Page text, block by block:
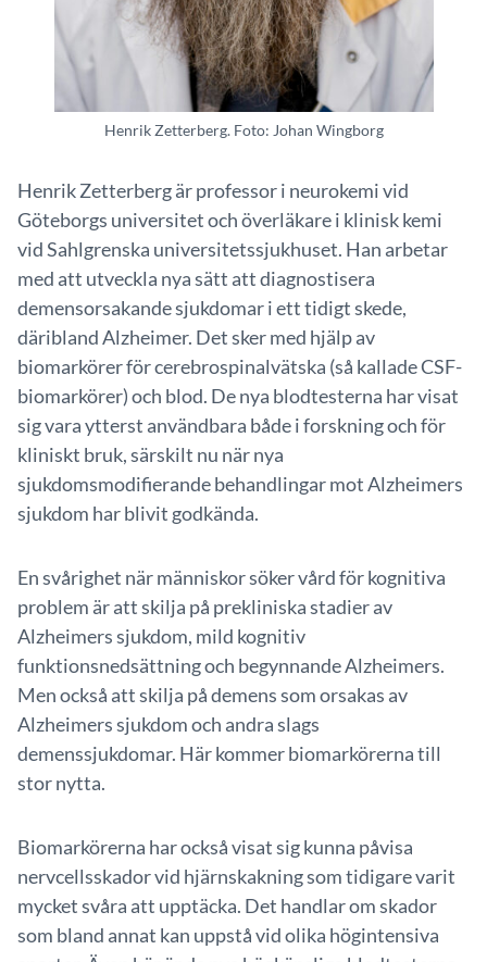
Henrik Zetterberg. Foto: Johan Wingborg
Henrik Zetterberg är professor i neurokemi vid
Göteborgs universitet och överläkare i klinisk kemi
vid Sahlgrenska universitetssjukhuset. Han arbetar
med att utveckla nya sätt att diagnostisera
demensorsakande sjukdomar i ett tidigt skede,
däribland Alzheimer. Det sker med hjälp av
biomarkörer för cerebrospinalvätska (så kallade CSF-
biomarkörer) och blod. De nya blodtesterna har visat
sig vara ytterst användbara både i forskning och för
kliniskt bruk, särskilt nu när nya
sjukdomsmodifierande behandlingar mot Alzheimers
sjukdom har blivit godkända.
En svårighet när människor söker vård för kognitiva
problem är att skilja på prekliniska stadier av
Alzheimers sjukdom, mild kognitiv
funktionsnedsättning och begynnande Alzheimers.
Men också att skilja på demens som orsakas av
Alzheimers sjukdom och andra slags
demenssjukdomar. Här kommer biomarkörerna till
stor nytta.
Biomarkörerna har också visat sig kunna påvisa
nervcellsskador vid hjärnskakning som tidigare varit
mycket svåra att upptäcka. Det handlar om skador
som bland annat kan uppstå vid olika högintensiva